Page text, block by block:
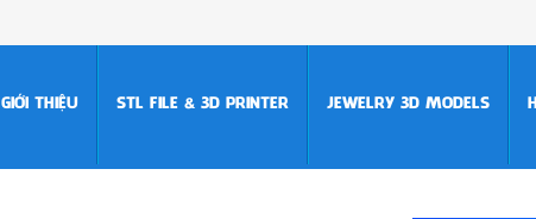
GIỚI THIỆU STL FILE & 3D PRINTER JEWELRY 3D MODELS